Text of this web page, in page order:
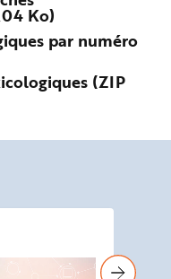
Ko)
par numéro
(ZIP